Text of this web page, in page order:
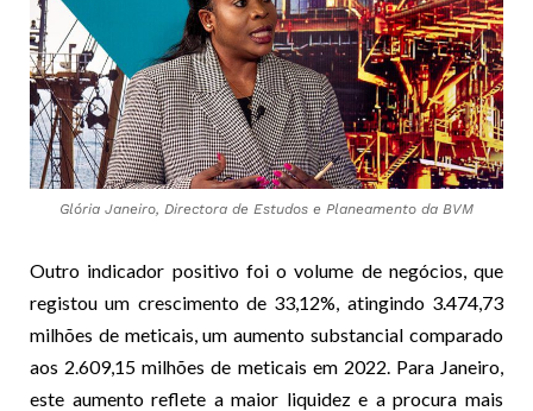
Glória Janeiro, Directora de Estudos e Planeamento da BVM
Outro indicador positivo foi o volume de negócios, que
registou um crescimento de 33,12%, atingindo 3.474,73
milhões de meticais, um aumento substancial comparado
aos 2.609,15 milhões de meticais em 2022. Para Janeiro,
este aumento reflete a maior liquidez e a procura mais